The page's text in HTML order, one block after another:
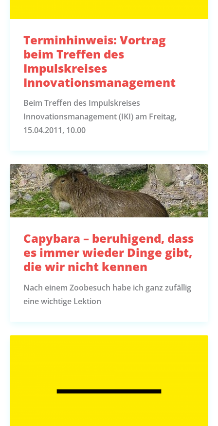
Terminhinweis: Vortrag
beim Treffen des
Impulskreises
Innovationsmanagement
Beim Treffen des Impulskreises
Innovationsmanagement (IKI) am Freitag,
15.04.2011, 10.00
Capybara – beruhigend, dass
es immer wieder Dinge gibt,
die wir nicht kennen
Nach einem Zoobesuch habe ich ganz zufällig
eine wichtige Lektion